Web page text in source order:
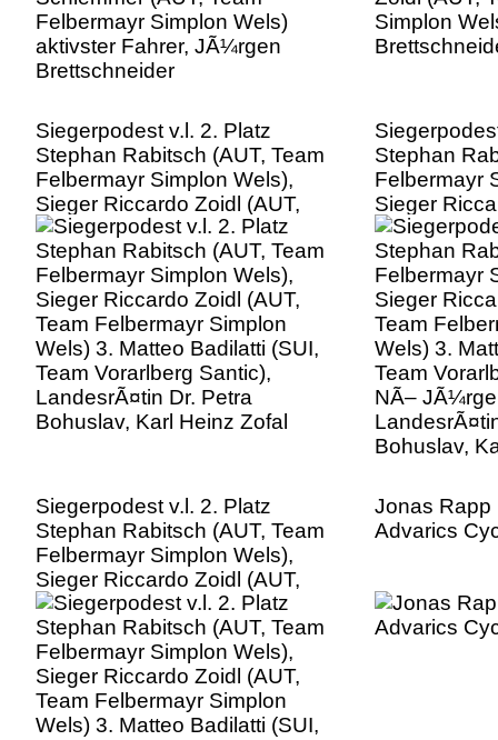
Siegerpodest v.l. 2. Platz
Stephan Rabitsch (AUT, Team
Felbermayr Simplon Wels),
Sieger Riccardo Zoidl (AUT,
Team Felbermayr Simplon
Wels) 3. Matteo Badilatti (SUI,
Team Vorarlberg Santic),
LandesrÃ¤tin Dr. Petra
Bohuslav, Karl Heinz Zofal
Stephan
Felbermayr
Sieger
Team
Wels) 3.
Team
NÃ–
Bohuslav,
Siegerpodest v.l. 2. Platz
Stephan Rabitsch (AUT, Team
Felbermayr Simplon Wels),
Sieger Riccardo Zoidl (AUT,
Team Felbermayr Simplon
Wels) 3. Matteo Badilatti (SUI,
Team Vorarlberg Santic), LRV
NÃ– JÃ¼rgen Brettschneider,
LandesrÃ¤tin Dr. Petra
Bohuslav, Karl Heinz Zofal
Jonas Rapp
Advarics